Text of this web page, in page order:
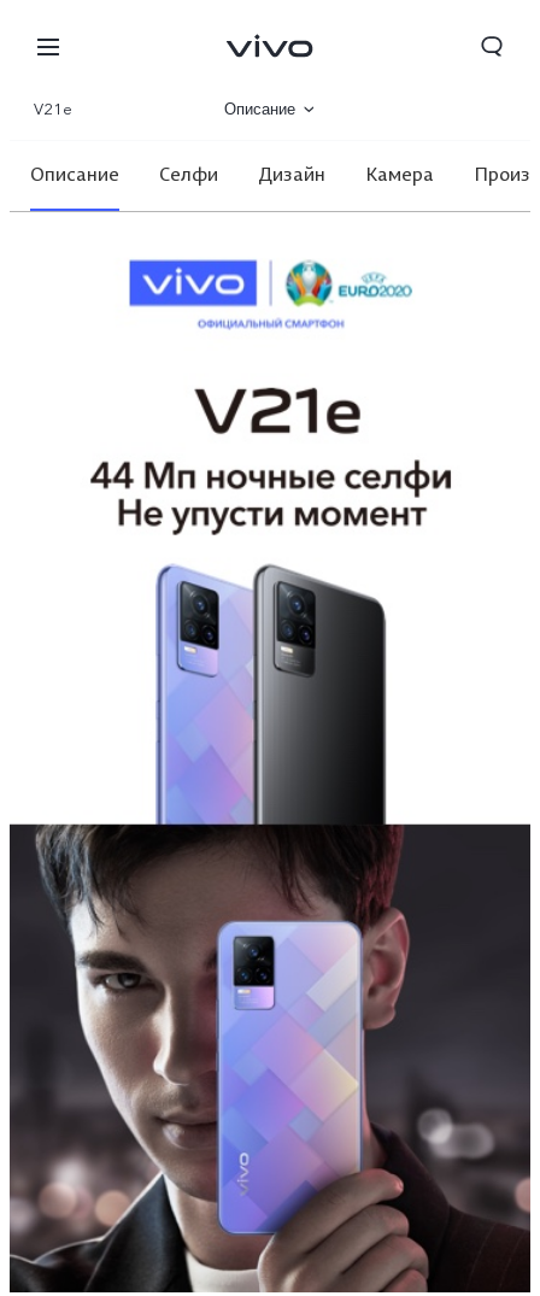
Kyrgyzstan | Выберите страну/регион
V21e Описание
Галерея
Описание Селфи Дизайн Камера